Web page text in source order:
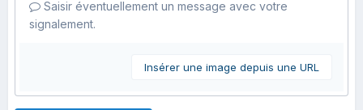
Saisir éventuellement un message avec votre
signalement.
Insérer une image depuis une URL